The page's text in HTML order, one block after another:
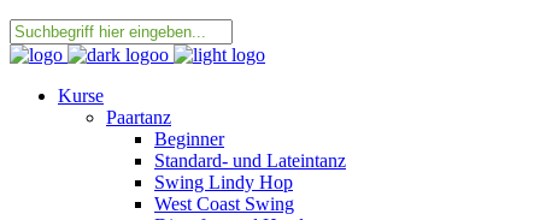
Kurse
Paartanz
Beginner
Standard- und Lateintanz
Swing Lindy Hop
West Coast Swing